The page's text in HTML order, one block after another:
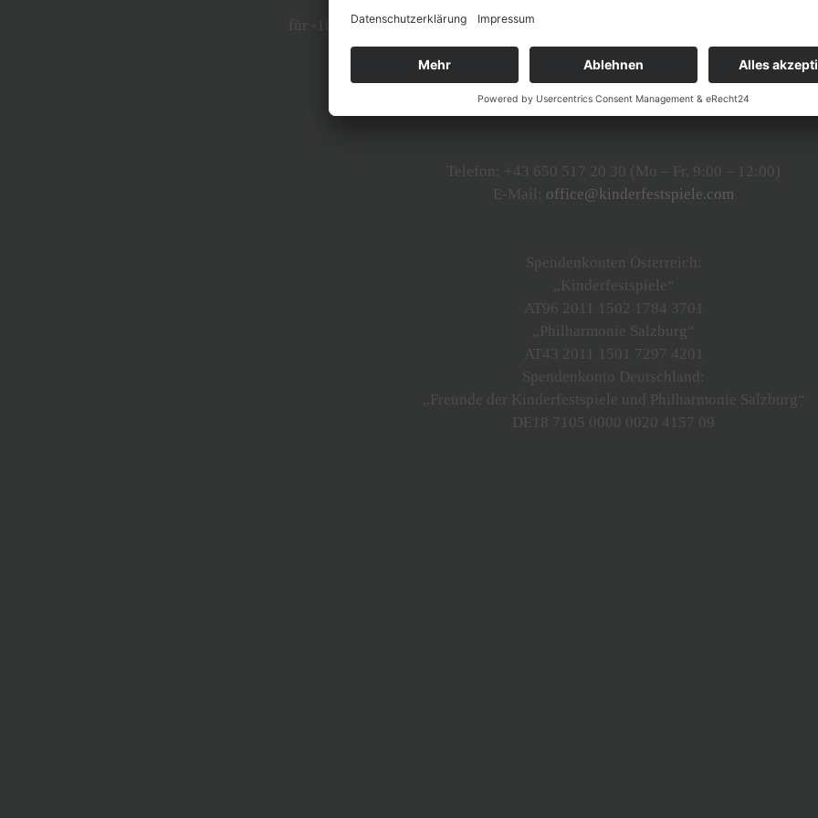
für -10% auf eine Einzelkartenbestellung für Konzerte der Philharmonie
Telefon: +43 650 517 20 30 (Mo – Fr, 9:00 – 12:00)
E-Mail: office@kinderfestspiele.com
Spendenkonten Österreich:
„Kinderfestspiele“
AT96 2011 1502 1784 3701
„Philharmonie Salzburg“
AT43 2011 1501 7297 4201
Spendenkonto Deutschland:
„Freunde der Kinderfestspiele und Philharmonie Salzburg“
DE18 7105 0000 0020 4157 09